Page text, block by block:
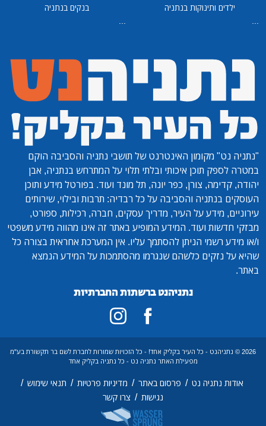
ילדים ותינוקות בנתניה
...
בנקים בנתניה
...
"נתניה נט" מקומון האינטרנט של תושבי נתניה והסביבה הוקם
במטרה לספק תוכן איכותי ובלתי תלוי על המתרחש בנתניה, אבן
יהודה, קדימה, צורן, כפר יונה, תל מונד ועוד. בפורטל מידע ותוכן
העוסקים בנתניה והסביבה על כל רבדיה: תרבות ובילוי, שירותים
עירוניים, מידע על העיר, מדריך עסקים, חברה, רכילות, ספורט,
מבזקי חדשות ועוד. המידע המופיע באתר זה אינו מהווה מידע משפטי
ו/או מידע רשמי הניתן להסתמך עליו. אין המערכת אחראית בצורה כל
שהיא על נזקים כלשהם שנגרמו מהסתמכות על המידע הנמצא
באתר.
נתניהנט ברשתות החברתיות
2026 © נתניהנט - כל העיר בקליק אחד! - כל הזכויות שמורות לחברת לשם בר תקשורת בע"מ
מפעילת האתר נתניה נט - כל נתניה בקליק אחד
אודות נתניה נט / פרסום באתר / מדיניות פרטיות / תנאי שימוש /
נגישות / צרו קשר